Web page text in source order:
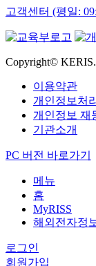
고객센터 (평일:
Copyright©
이용약관
개인정보처
개인정보 재
기관소개
PC 버전 바로가기
메뉴
홈
MyRISS
해외전자정
로그인
회원가입